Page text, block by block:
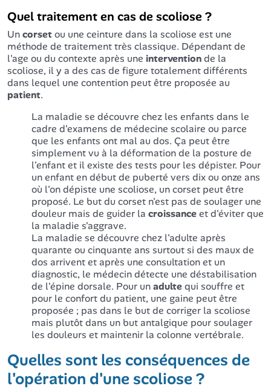
Quel traitement en cas de scoliose ?
Uncorsetou une ceinture dans la scoliose est une
méthode de traitement très classique. Dépendant de
l'age ou du contexte après une interventionde la
scoliose, il y a des cas de figure totalement différents
dans lequel une contention peut être proposée au
patient.
La maladie se découvre chez les enfants dans le
cadre d'examens de médecine scolaire ou parce
que les enfants ont mal au dos. Ça peut être
simplement vu à la déformation de la posture de
l'enfant et il existe des tests pour les dépister. Pour
un enfant en début de puberté vers dix ou onze ans
où l'on dépiste une scoliose, un corset peut être
proposé. Le but du corset n'est pas de soulager une
douleur mais de guider la croissanceet d'éviter que
la maladie s'aggrave.
La maladie se découvre chez l'adulte après
quarante ou cinquante ans surtout si des maux de
dos arrivent et après une consultation et un
diagnostic, le médecin détecte une déstabilisation
de l'épine dorsale. Pour unadultequi souffre et
pour le confort du patient, une gaine peut être
proposée ; pas dans le but de corriger la scoliose
mais plutôt dans un but antalgique pour soulager
les douleurs et maintenir la colonne vertébrale.
Quelles sont les conséquences de
l'opération d'une scoliose ?